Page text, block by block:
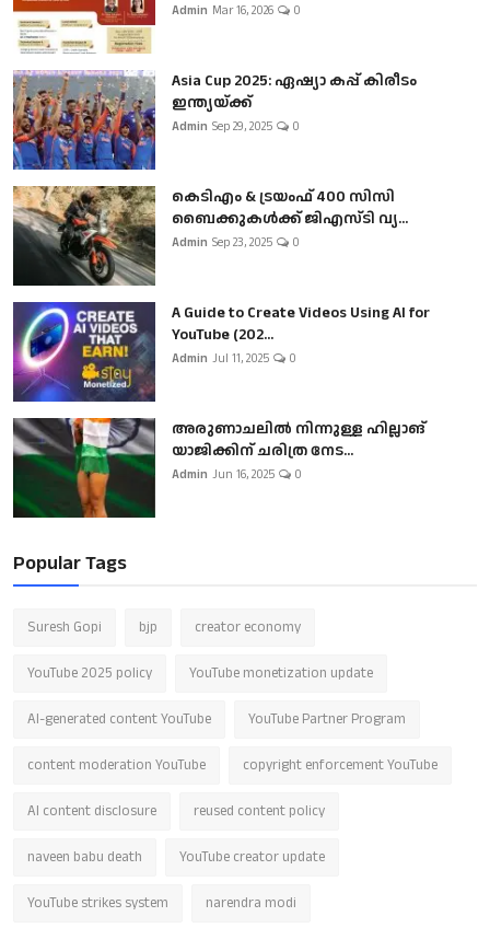
Admin Mar 16, 2026 0
Asia Cup 2025: ഏഷ്യാ കപ്പ് കിരീടം
ഇന്ത്യയ്ക്ക്
Admin Sep 29, 2025 0
കെടിഎം & ട്രയംഫ് 400 സിസി
ബൈക്കുകൾക്ക് ജിഎസ്ടി വ്യ...
Admin Sep 23, 2025 0
A Guide to Create Videos Using AI for
YouTube (202...
Admin Jul 11, 2025 0
അരുണാചലിൽ നിന്നുള്ള ഹില്ലാങ്
യാജിക്കിന് ചരിത്ര നേട...
Admin Jun 16, 2025 0
Popular Tags
Suresh Gopi bjp creator economy
YouTube 2025 policy YouTube monetization update
AI-generated content YouTube YouTube Partner Program
content moderation YouTube copyright enforcement YouTube
AI content disclosure reused content policy
naveen babu death YouTube creator update
YouTube strikes system narendra modi